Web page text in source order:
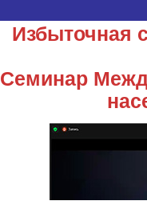
Избыточная
Семинар